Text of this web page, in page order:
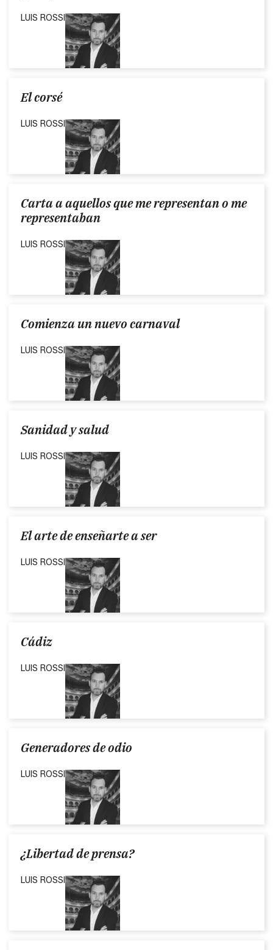
LUIS ROSSI
El corsé
LUIS ROSSI
Carta a aquellos que me representan o me
representaban
LUIS ROSSI
Comienza un nuevo carnaval
LUIS ROSSI
Sanidad y salud
LUIS ROSSI
El arte de enseñarte a ser
LUIS ROSSI
Cádiz
LUIS ROSSI
Generadores de odio
LUIS ROSSI
¿Libertad de prensa?
LUIS ROSSI